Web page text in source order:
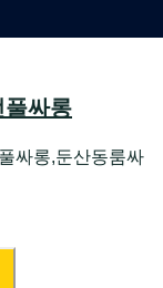
싸롱
싸롱,둔산동룸싸